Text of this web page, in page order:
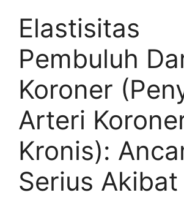
Elastisitas
Pembuluh
Koroner
Arteri
Kronis):
Serius Akibat